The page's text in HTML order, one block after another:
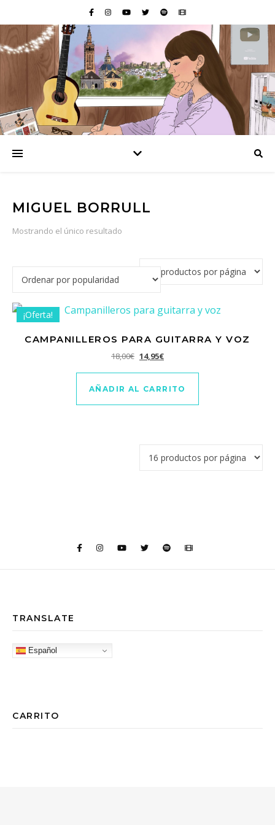
MIGUEL BORRULL
Mostrando el único resultado
¡Oferta!
CAMPANILLEROS PARA GUITARRA Y VOZ
18,00€ El precio original era: 18,00€.
14,95€El precio actual es: 14,95€.
AÑADIR AL CARRITO
TRANSLATE
Español
CARRITO